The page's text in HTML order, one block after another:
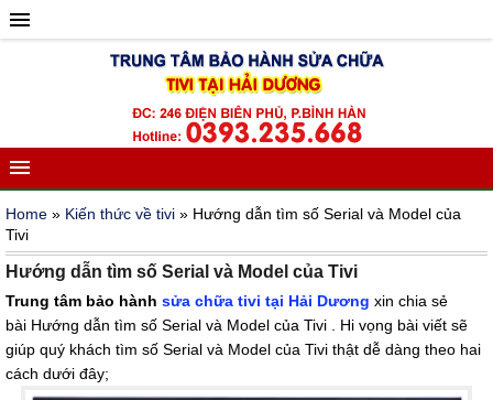
Home » Kiến thức về tivi » Hướng dẫn tìm số Serial và Model của
Tivi
Hướng dẫn tìm số Serial và Model của Tivi
Trung tâm bảo hành sửa chữa tivi tại Hải Dương xin chia sẻ
bài Hướng dẫn tìm số Serial và Model của Tivi . Hi vọng bài viết sẽ
giúp quý khách tìm số Serial và Model của Tivi thật dễ dàng theo hai
cách dưới đây;